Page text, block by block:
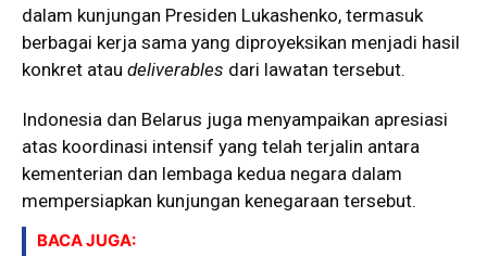
dalam kunjungan Presiden Lukashenko, termasuk
berbagai kerja sama yang diproyeksikan menjadi hasil
konkret atau deliverables dari lawatan tersebut.
Indonesia dan Belarus juga menyampaikan apresiasi
atas koordinasi intensif yang telah terjalin antara
kementerian dan lembaga kedua negara dalam
mempersiapkan kunjungan kenegaraan tersebut.
BACA JUGA: